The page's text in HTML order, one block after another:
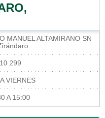
MANUEL ALTAMIRANO SN
299
VIERNES
A 15:00